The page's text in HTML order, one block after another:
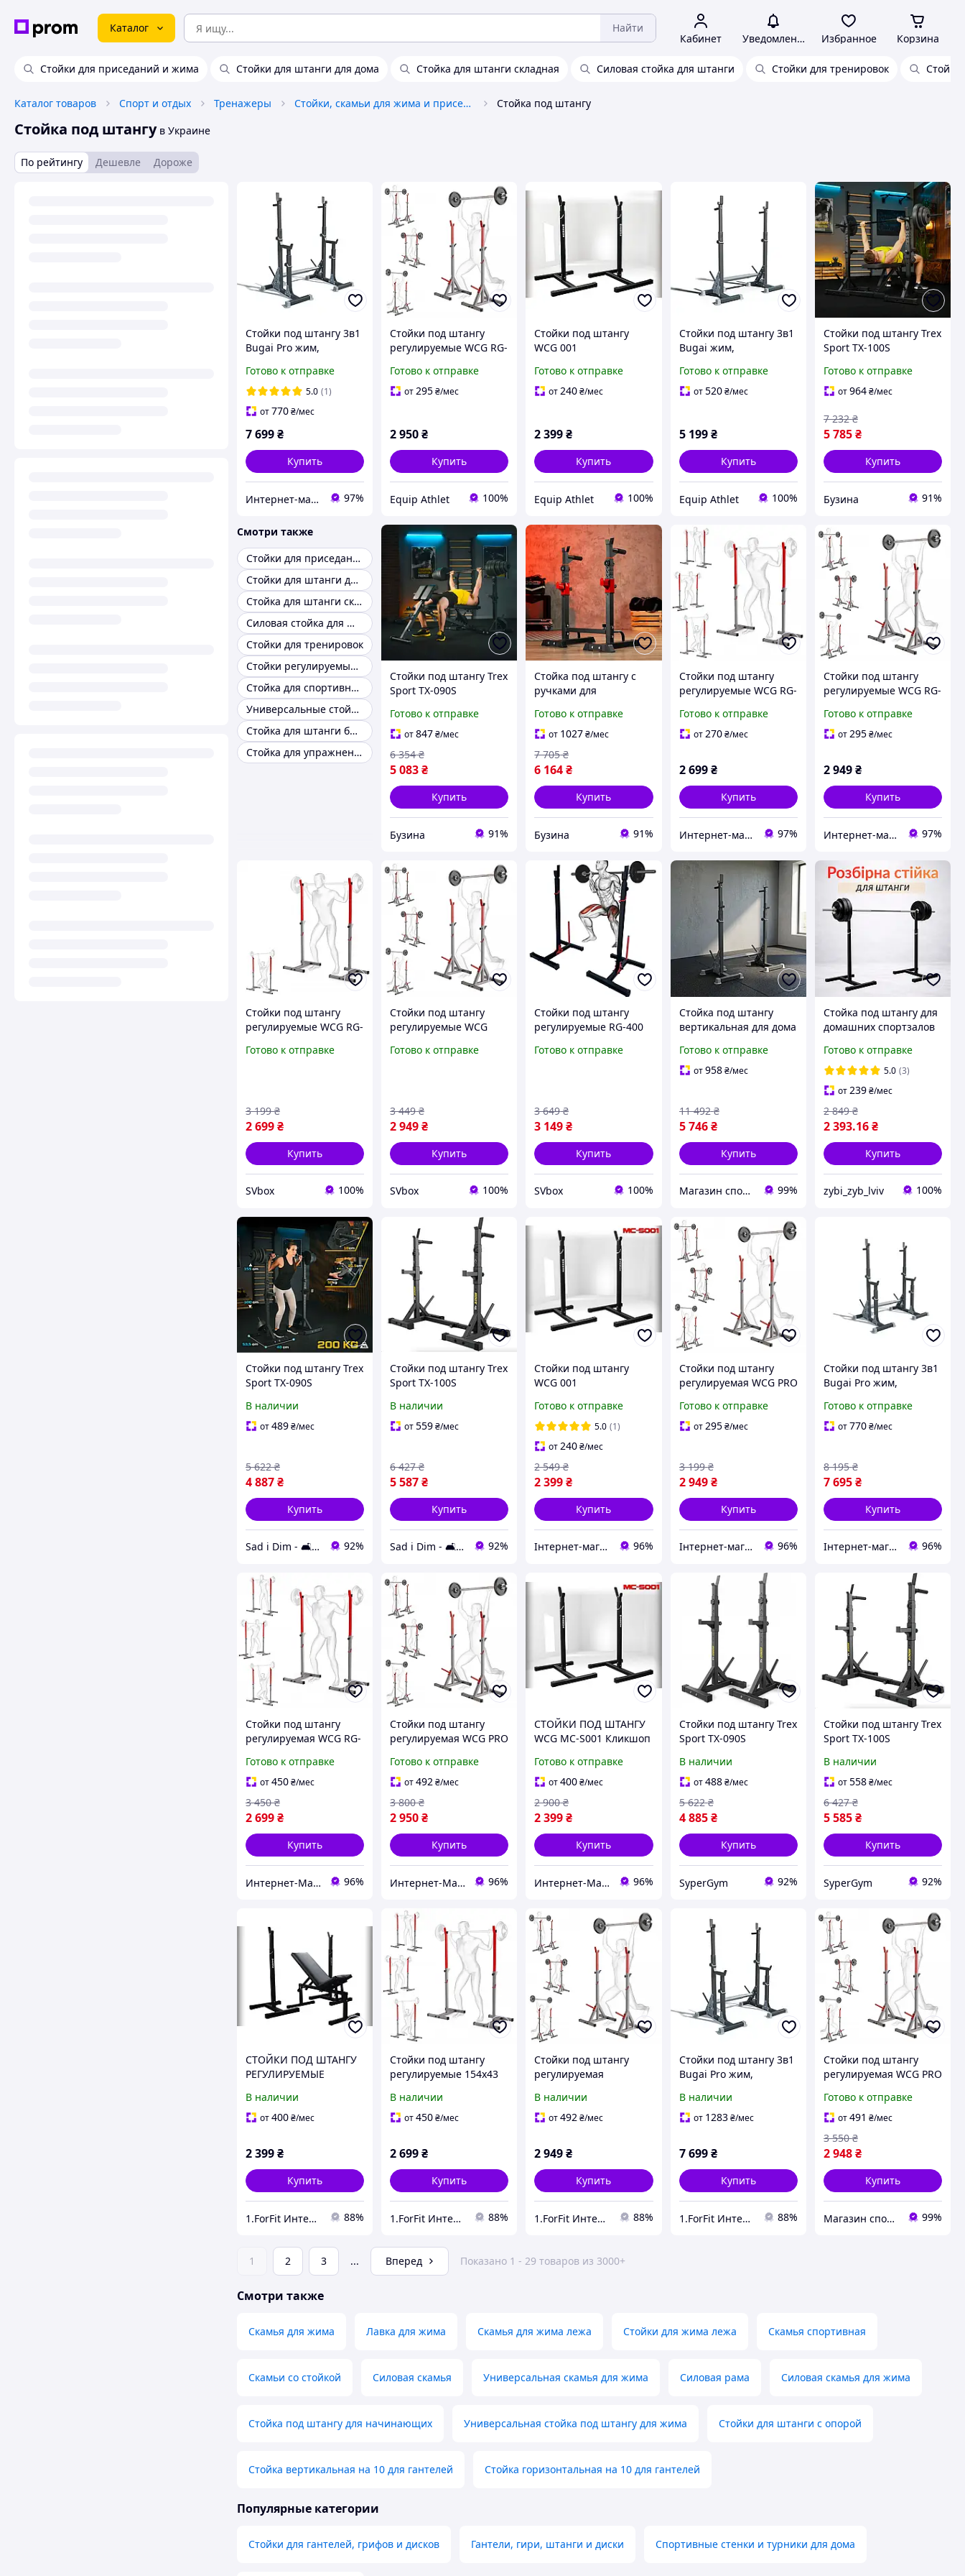
Каталог Найти
Кабинет Уведомления Избранное Корзина
Стойки для приседаний и жима Стойки для штанги для дома Стойка для штанги складная Силовая стойка для штанги Стойки для тренировок
Каталог товаров Спорт и отдых Тренажеры Стойки, скамьи для жима и приседаний Стойка под штангу
Стойка под штангув Украине
По рейтингу Дешевле Дороже
Стойки под штангу 3в1
Bugai Pro жим,
WCG
Готово к отправке
5.0 (1)
от770₴/мес
7 699₴
Купить
Интернет-магазин "TRENAZHERY" 97%
Стойки под штангу
регулируемые WCG RG-
Готово к отправке
от295₴/мес
2 950₴
Купить
Equip Athlet 100%
Стойки под штангу
WCG 001
Готово к отправке
от240₴/мес
2 399₴
Купить
Equip Athlet 100%
Стойки под штангу 3в1
Bugai жим,
WCG
Готово к отправке
от520 ₴/мес
5 199 ₴
Купить
Equip Athlet 100%
Стойки под штангу Trex
Sport TX-100S
ручками для
отжиманий buzyna
Готово к отправке
от964₴/мес
5 785₴
7 232 ₴
Купить
Бузина 91%
Смотри также
Стойки для приседаний и жима
Стойки для штанги для дома
Стойка для штанги складная
Силовая стойка для штанги
Стойки для тренировок
Стойки регулируемые для жима
Стойка для спортивного инвентаря
Универсальные стойки под штангу
Стойка для штанги брусья
Стойка для упражнений
Стойки под штангу Trex
Sport TX-090S
Готово к отправке
от847₴/мес
5 083₴
6 354 ₴
Купить
Бузина 91%
Стойка под штангу с
ручками для
HS-1004L buzyna
Готово к отправке
от 1027₴/мес
6 164₴
7 705 ₴
Купить
Бузина 91%
Стойки под штангу
регулируемые WCG RG-
Готово к отправке
от270 ₴/мес
2 699 ₴
Купить
Интернет-магазин "TRENAZHERY" 97%
Стойки под штангу
регулируемые WCG RG-
Готово к отправке
от295₴/мес
2 949₴
Купить
Интернет-магазин "TRENAZHERY" 97%
Стойки под штангу
регулируемые WCG RG-
приседаний со
Готово к отправке
2 699₴
3 199 ₴
Купить
SVbox 100%
Стойки под штангу
регулируемые WCG
приседаний со
Готово к отправке
2 949₴
3 449 ₴
Купить
SVbox 100%
Стойки под штангу
регулируемые RG-400
со штангой
Готово к отправке
3 149₴
3 649 ₴
Купить
SVbox 100%
Стойка под штангу
вертикальная для дома
Bugai жима
приседаний со
ширины
Готово к отправке
от958 ₴/мес
5 746 ₴
11 492 ₴
Купить
Магазин спортивных товаров "PLANETSPORT" 99%
Стойка под штангу для
домашних спортзалов
улицы силовая стойки
для жима лежа и
приседаний
Готово к отправке
5.0 (3)
от 239₴/мес
2 393.16₴
2 849 ₴
Купить
zybi_zyb_lviv 100%
Стойки под штангу Trex
Sport TX-090S
В наличии
от489₴/мес
4 887₴
5 622 ₴
Купить
Sad i Dim - 🛋️ Меблі для дому та саду🏡 92%
Стойки под штангу Trex
Sport TX-100S
ручками для
отжиманий
В наличии
от559₴/мес
5 587₴
6 427 ₴
Купить
Sad i Dim - 🛋️ Меблі для дому та саду🏡 92%
Стойки под штангу
WCG 001
Готово к отправке
5.0 (1)
от240₴/мес
2 399₴
2 549 ₴
Купить
Інтернет-магазин "Атлант Спорт" 96%
Стойки под штангу
регулируемая WCG PRO
Готово к отправке
от295 ₴/мес
2 949 ₴
3 199 ₴
Купить
Інтернет-магазин "Атлант Спорт" 96%
Стойки под штангу 3в1
Bugai Pro жим,
WCG
Готово к отправке
от770₴/мес
7 695₴
8 195 ₴
Купить
Інтернет-магазин "Атлант Спорт" 96%
Стойки под штангу
регулируемая WCG RG-
Готово к отправке
от450₴/мес
2 699₴
3 450 ₴
Купить
Интернет-Магазин КликШоп - Покупка всего в один клик 96%
Стойки под штангу
регулируемая WCG PRO
Готово к отправке
от492₴/мес
2 950₴
3 800 ₴
Купить
Интернет-Магазин КликШоп - Покупка всего в один клик 96%
СТОЙКИ ПОД ШТАНГУ
WCG MC-S001 Кликшоп
Готово к отправке
от400₴/мес
2 399₴
2 900 ₴
Купить
Интернет-Магазин КликШоп - Покупка всего в один клик 96%
Стойки под штангу Trex
Sport TX-090S
В наличии
от488 ₴/мес
4 885 ₴
5 622 ₴
Купить
SyperGym 92%
Стойки под штангу Trex
Sport TX-100S
ручками для
отжиманий
В наличии
от558₴/мес
5 585₴
6 427 ₴
Купить
SyperGym 92%
СТОЙКИ ПОД ШТАНГУ
РЕГУЛИРУЕМЫЕ
стальные для дома и
спортзала с нагрузкой
В наличии
от400₴/мес
2 399₴
Купить
1.ForFit Интернет-магазин спортивных товаров 88%
Стойки под штангу
регулируемые 154х43
стальные для дома и
спортзала с нагрузкой
В наличии
от450₴/мес
2 699₴
Купить
1.ForFit Интернет-магазин спортивных товаров 88%
Стойки под штангу
регулируемая
WCG PRO RG-200 для
дома и спортзала с
В наличии
от492₴/мес
2 949₴
Купить
1.ForFit Интернет-магазин спортивных товаров 88%
Стойки под штангу 3в1
Bugai Pro жим,
WCG регулируемые,
металлические с
В наличии
от 1283 ₴/мес
7 699 ₴
Купить
1.ForFit Интернет-магазин спортивных товаров 88%
Стойки под штангу
регулируемая WCG PRO
Готово к отправке
от491 ₴/мес
2 948₴
3 550 ₴
Купить
Магазин спортивных товаров "PLANETSPORT" 99%
1 2 3 ... Вперед Показано 1 - 29 товаров из 3000+
Смотри также
Скамья для жима Лавка для жима Скамья для жима лежа Стойки для жима лежа Скамья спортивная
Скамьи со стойкой Силовая скамья Универсальная скамья для жима Силовая рама Силовая скамья для жима
Стойка под штангу для начинающих Универсальная стойка под штангу для жима Стойки для штанги с опорой
Стойка вертикальная на 10 для гантелей Стойка горизонтальная на 10 для гантелей
Популярные категории
Стойки для гантелей, грифов и дисков Гантели, гири, штанги и диски Спортивные стенки и турники для дома